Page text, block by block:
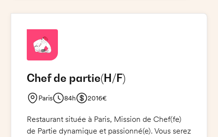
serez responsable de la gestion des stocks et
des commandes.
Chef de partie(H/F)
Paris 84h 2016€
Restaurant située à Paris, Mission de Chef(fe)
de Partie dynamique et passionné(e). Vous serez